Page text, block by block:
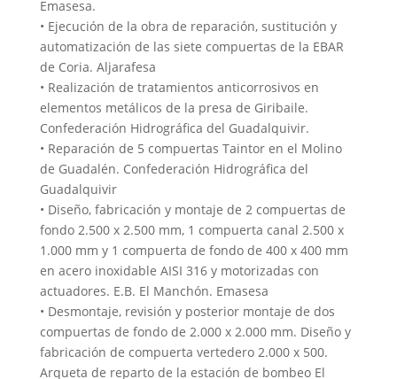
Emasesa.
• Ejecución de la obra de reparación, sustitución y
automatización de las siete compuertas de la EBAR
de Coria. Aljarafesa
• Realización de tratamientos anticorrosivos en
elementos metálicos de la presa de Giribaile.
Confederación Hidrográfica del Guadalquivir.
• Reparación de 5 compuertas Taintor en el Molino
de Guadalén. Confederación Hidrográfica del
Guadalquivir
• Diseño, fabricación y montaje de 2 compuertas de
fondo 2.500 x 2.500 mm, 1 compuerta canal 2.500 x
1.000 mm y 1 compuerta de fondo de 400 x 400 mm
en acero inoxidable AISI 316 y motorizadas con
actuadores. E.B. El Manchón. Emasesa
• Desmontaje, revisión y posterior montaje de dos
compuertas de fondo de 2.000 x 2.000 mm. Diseño y
fabricación de compuerta vertedero 2.000 x 500.
Arqueta de reparto de la estación de bombeo El